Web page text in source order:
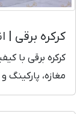
کرکره برقی |
کرکره برقی با
مغازه، پارکینگ
تیوبلار و ساید،